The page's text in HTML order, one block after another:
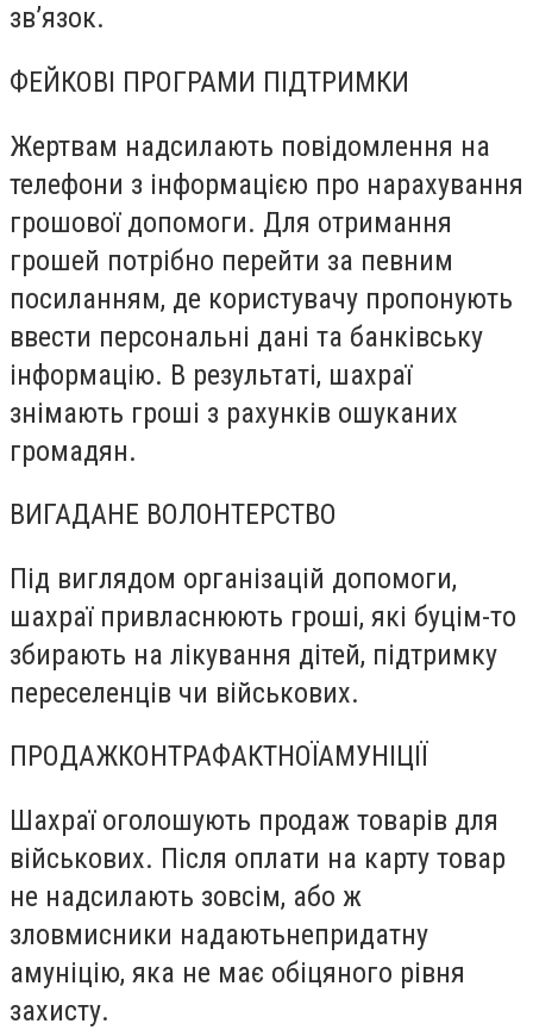
зв’язок.
ФЕЙКОВІ ПРОГРАМИ ПІДТРИМКИ
Жертвам надсилають повідомлення на
телефони з інформацією про нарахування
грошової допомоги. Для отримання
грошей потрібно перейти за певним
посиланням, де користувачу пропонують
ввести персональні дані та банківську
інформацію. В результаті, шахраї
знімають гроші з рахунків ошуканих
громадян.
ВИГАДАНЕ ВОЛОНТЕРСТВО
Під виглядом організацій допомоги,
шахраї привласнюють гроші, які буцім-то
збирають на лікування дітей, підтримку
переселенців чи військових.
ПРОДАЖКОНТРАФАКТНОЇАМУНІЦІЇ
Шахраї оголошують продаж товарів для
військових. Після оплати на карту товар
не надсилають зовсім, або ж
зловмисники надаютьнепридатну
амуніцію, яка не має обіцяного рівня
захисту.